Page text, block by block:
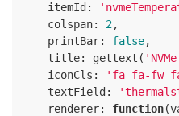
itemId :
colspan: 2,
printBar: false,
title: gettext(
iconCls : 'fa fa-fw
textField :
renderer: function(